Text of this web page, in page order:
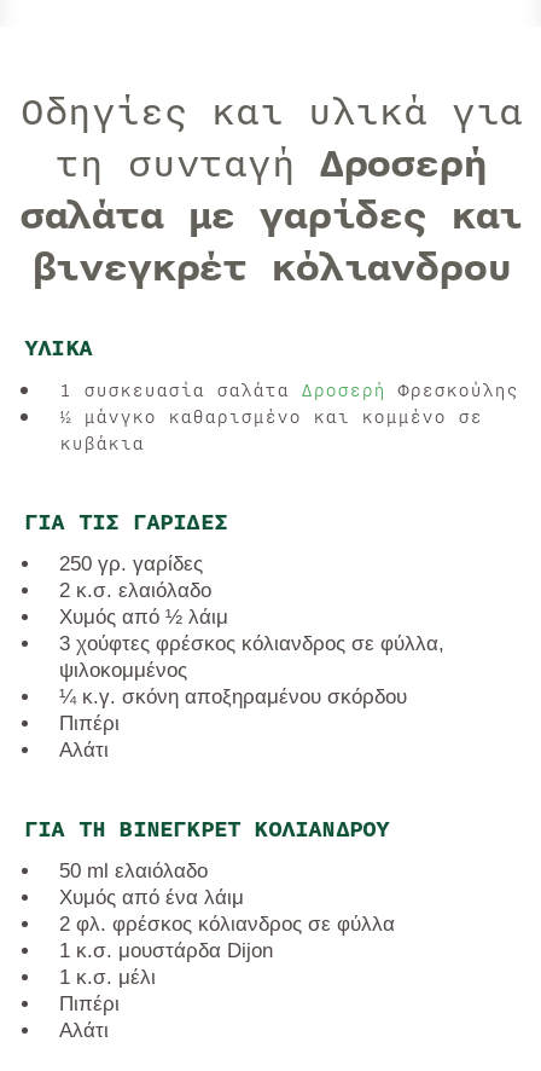
Οδηγίες και υλικά για
τη συνταγή Δροσερή
σαλάτα με γαρίδες και
βινεγκρέτ κόλιανδρου
ΥΛΙΚΆ
1 συσκευασία σαλάτα Δροσερή Φρεσκούλης
½ μάνγκο καθαρισμένο και κομμένο σε
κυβάκια
ΓΙΑ ΤΙΣ ΓΑΡΊΔΕΣ
250 γρ. γαρίδες
2 κ.σ. ελαιόλαδο
Χυμός από ½ λάιμ
3 χούφτες φρέσκος κόλιανδρος σε φύλλα,
ψιλοκομμένος
¼ κ.γ. σκόνη αποξηραμένου σκόρδου
Πιπέρι
Αλάτι
ΓΙΑ ΤΗ ΒΙΝΕΓΚΡΈΤ ΚΌΛΙΑΝΔΡΟΥ
50 ml ελαιόλαδο
Χυμός από ένα λάιμ
2 φλ. φρέσκος κόλιανδρος σε φύλλα
1 κ.σ. μουστάρδα Dijon
1 κ.σ. μέλι
Πιπέρι
Αλάτι